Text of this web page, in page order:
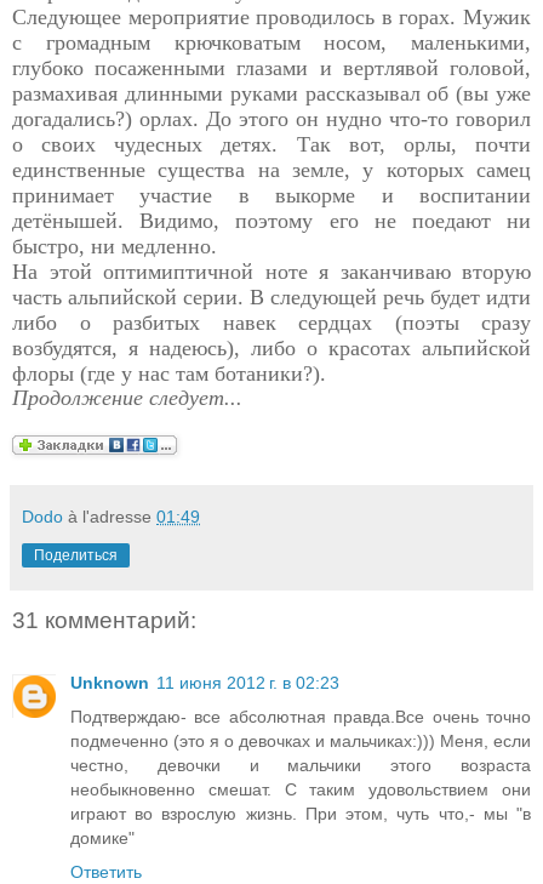
Следующее мероприятие проводилось в горах. Мужик
с громадным крючковатым носом, маленькими,
глубоко посаженными глазами и вертлявой головой,
размахивая длинными руками рассказывал об (вы уже
догадались?) орлах. До этого он нудно что-то говорил
о своих чудесных детях. Так вот, орлы, почти
единственные существа на земле, у которых самец
принимает участие в выкорме и воспитании
детёнышей. Видимо, поэтому его не поедают ни
быстро, ни медленно.
На этой оптимиптичной ноте я заканчиваю вторую
часть альпийской серии. В следующей речь будет идти
либо о разбитых навек сердцах (поэты сразу
возбудятся, я надеюсь), либо о красотах альпийской
флоры (где у нас там ботаники?).
Продолжение следует...
Dodo à l'adresse 01:49
Поделиться
31 комментарий:
Unknown 11 июня 2012 г. в 02:23
Подтверждаю- все абсолютная правда.Все очень точно
подмеченно (это я о девочках и мальчиках:))) Меня, если
честно, девочки и мальчики этого возраста
необыкновенно смешат. С таким удовольствием они
играют во взрослую жизнь. При этом, чуть что,- мы "в
домике"
Ответить